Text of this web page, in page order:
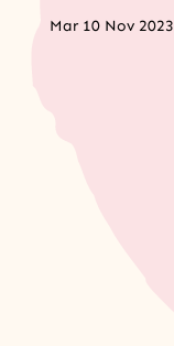
Mar 10 Nov 2023